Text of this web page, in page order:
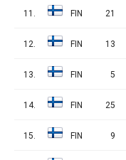
11. FIN 21
12. FIN 13
13. FIN 5
14. FIN 25
15. FIN 9